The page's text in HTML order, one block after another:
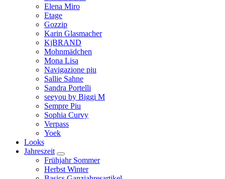
Elena Miro
Etage
Gozzip
Karin Glasmacher
KjBRAND
Mohnmädchen
Mona Lisa
Navigazione piu
Sallie Sahne
Sandra Portelli
seeyou by Biggi M
Sempre Piu
Sophia Curvy
Verpass
Yoek
Looks
Jahreszeit
Frühjahr Sommer
Herbst Winter